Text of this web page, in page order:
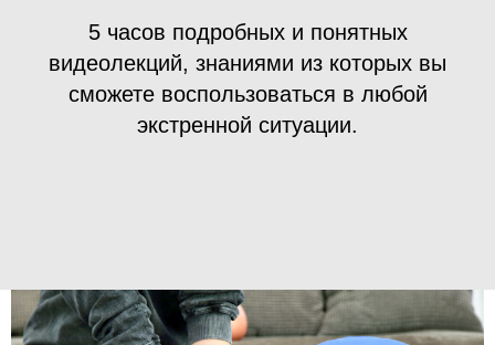
5 часов подробных и понятных
видеолекций, знаниями из которых вы
сможете воспользоваться в любой
экстренной ситуации.